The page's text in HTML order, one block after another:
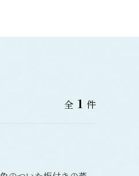
全 1 件